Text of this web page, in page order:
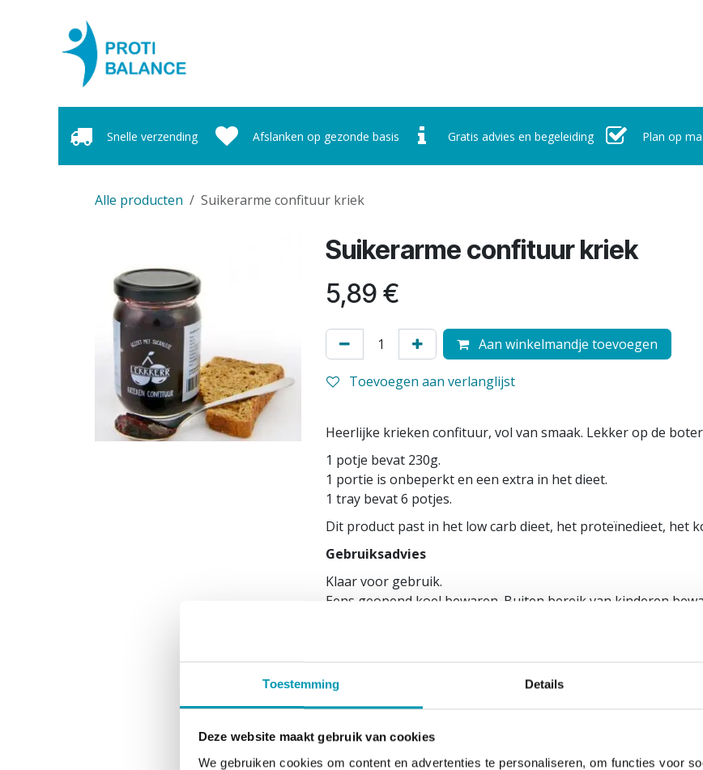
Toestemming Details
Deze website maakt gebruik van cookies
We gebruiken cookies om content en advertenties te personaliseren, om functies voor
Snelle verzending Afslanken op gezonde basis Gratis advies en begeleiding Plan op
Alle producten Suikerarme confituur kriek
Suikerarme confituur kriek
5,89 €
Aan winkelmandje toevoegen
Toevoegen aan verlanglijst
Heerlijke krieken confituur, vol van smaak. Lekker op de
1 potje bevat 230g.
1 portie is onbeperkt en een extra in het dieet.
1 tray bevat 6 potjes.
Dit product past in het low carb dieet, het proteïnedieet, het
Gebruiksadvies
Klaar voor gebruik.
Eens geopend koel bewaren. Buiten bereik van kinderen
Opgelet: bevat zoetstoffen. Overmatig gebruik kan laxerend
Plaats van herkomst België.
Ingrediënten
Voedingsvezel: polydextrose (50%), krieken, citroensap,
Allergenen